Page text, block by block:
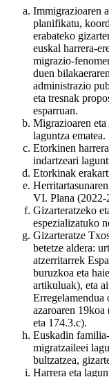
Immigrazioaren
planifikatu,
erabateko
euskal harrera-
migrazio-
duen
administrazio
eta tresnak
esparruan.
Migrazioaren eta
laguntza ematea.
Etorkinen
indartzeari
Etorkinak
VI. Plana (2022-
Gizarteratzeko
espezializatuko
Gizarteratze
betetze aldera:
atzerritarrek
buruzkoa eta
artikuluak), eta
Erregelamendua
azaroaren
eta 174.3.c).
Euskadin
migratzaileei
bultzatzea,
Harrera eta